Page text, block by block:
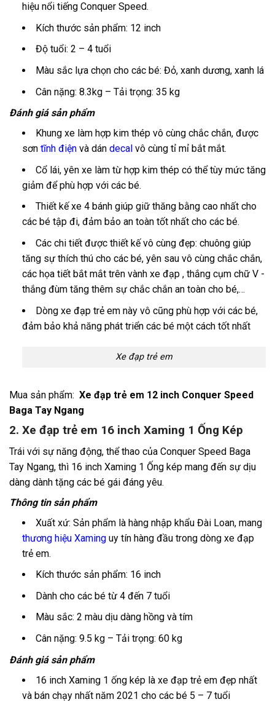
hiệu nổi tiếng Conquer Speed.
Kích thước sản phẩm: 12 inch
Độ tuổi: 2 – 4 tuổi
Màu sắc lựa chọn cho các bé: Đỏ, xanh dương, xanh lá
Cân nặng: 8.3kg – Tải trọng: 35 kg
Đánh giá sản phẩm
Khung xe làm hợp kim thép vô cùng chắc chắn, được
sơn tĩnh điệnvà dán decal vô cùng tỉ mỉ bắt mắt.
Cổ lái, yên xe làm từ hợp kim thép có thể tùy mức tăng
giảm để phù hợp với các bé.
Thiết kế xe 4 bánh giúp giữ thăng bằng cao nhất cho
các bé tập đi, đảm bảo an toàn tốt nhất cho các bé.
Các chi tiết được thiết kế vô cùng đẹp: chuông giúp
tăng sự thích thú cho các bé, yên sau vô cùng chắc chắn,
các họa tiết bắt mắt trên vành xe đạp , thắng cụm chữ V -
thắng đùm tăng thêm sự chắc chắn an toàn cho bé,…
Dòng xe đạp trẻ em này vô cũng phù hợp với các bé,
đảm bảo khả năng phát triển các bé một cách tốt nhất
Xe đạp trẻ em
Mua sản phẩm: Xe đạp trẻ em 12 inch Conquer Speed
Baga Tay Ngang
2. Xe đạp trẻ em 16 inch Xaming 1 Ống Kép
Trái với sự năng động, thể thao của Conquer Speed Baga
Tay Ngang, thì 16 inch Xaming 1 Ống kép mang đến sự dịu
dàng dành tặng các bé gái đáng yêu.
Thông tin sản phẩm
Xuất xứ: Sản phẩm là hàng nhập khẩu Đài Loan, mang
thương hiệu Xaminguy tín hàng đầu trong dòng xe đạp
trẻ em.
Kích thước sản phẩm: 16 inch
Dành cho các bé từ 4 đến 7 tuổi
Màu sắc: 2 màu dịu dàng hồng và tím
Cân nặng: 9.5 kg – Tải trọng: 60 kg
Đánh giá sản phẩm
16 inch Xaming 1 ống kép là xe đạp trẻ em đẹp nhất
và bán chạy nhất năm 2021 cho các bé 5 – 7 tuổi